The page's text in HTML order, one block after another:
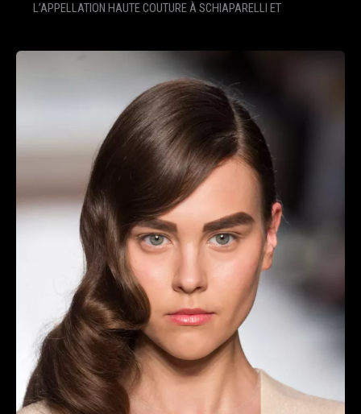
L’APPELLATION HAUTE COUTURE À SCHIAPARELLI ET